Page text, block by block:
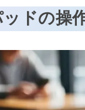
ドの操